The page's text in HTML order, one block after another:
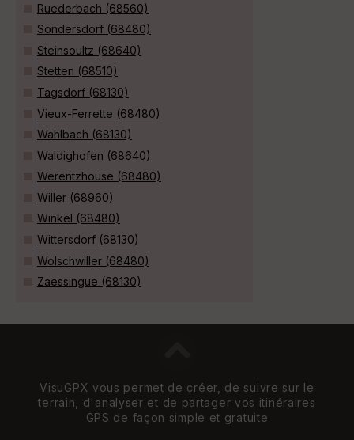
Ruederbach (68560)
Sondersdorf (68480)
Steinsoultz (68640)
Stetten (68510)
Tagsdorf (68130)
Vieux-Ferrette (68480)
Wahlbach (68130)
Waldighofen (68640)
Werentzhouse (68480)
Willer (68960)
Winkel (68480)
Wittersdorf (68130)
Wolschwiller (68480)
Zaessingue (68130)
VisuGPX vous permet de créer, de suivre sur le
terrain, d'analyser et de partager vos itinéraires
GPS de façon simple et gratuite